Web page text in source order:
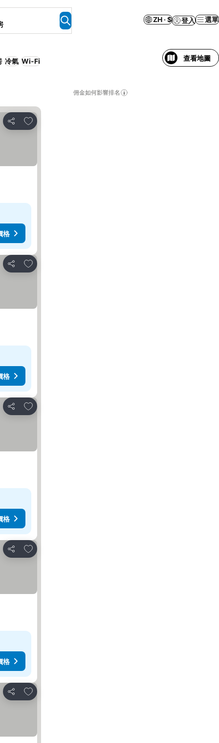
ZH · $ 登入 選單
冷氣 Wi-Fi 查看地圖
佣金如何影響排名
分享
放到收藏夾
格
分享
放到收藏夾
格
分享
放到收藏夾
格
分享
放到收藏夾
格
分享
放到收藏夾